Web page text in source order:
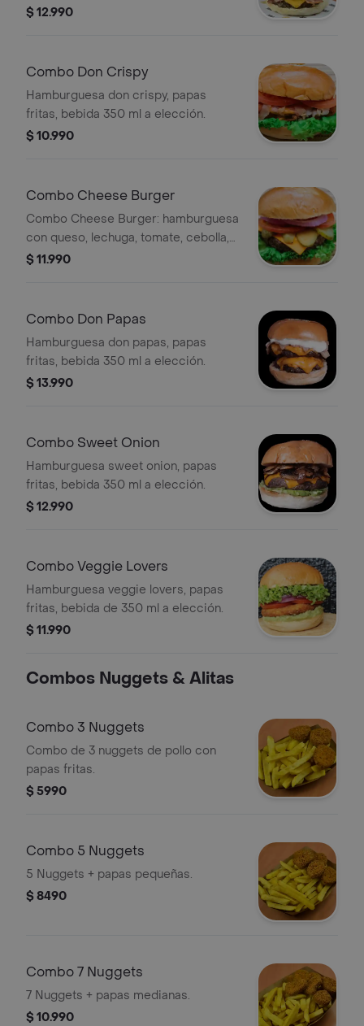
$ 12.990
Combo Don Crispy
Hamburguesa don crispy, papas
fritas, bebida 350 ml a elección.
$ 10.990
Combo Cheese Burger
Combo Cheese Burger: hamburguesa
con queso, lechuga, tomate, cebolla,
pepinillos, papas fritas y bebida 350
$ 11.990
Combo Don Papas
Hamburguesa don papas, papas
fritas, bebida 350 ml a elección.
$ 13.990
Combo Sweet Onion
Hamburguesa sweet onion, papas
fritas, bebida 350 ml a elección.
$ 12.990
Combo Veggie Lovers
Hamburguesa veggie lovers, papas
fritas, bebida de 350 ml a elección.
$ 11.990
Combos Nuggets & Alitas
Combo 3 Nuggets
Combo de 3 nuggets de pollo con
papas fritas.
$ 5990
Combo 5 Nuggets
5 Nuggets + papas pequeñas.
$ 8490
Combo 7 Nuggets
7 Nuggets + papas medianas.
$ 10.990